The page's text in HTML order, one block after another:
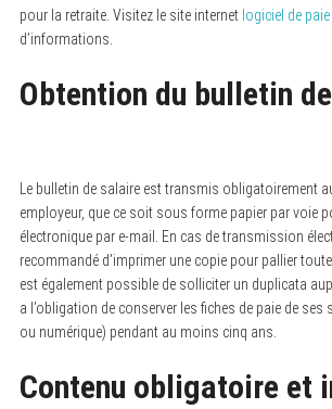
pour la retraite. Visitez le site internet logiciel de
d’informations.
Obtention du bulletin
Le bulletin de salaire est transmis obligatoirement
employeur, que ce soit sous forme papier par voie
électronique par e-mail. En cas de transmission
recommandé d’imprimer une copie pour pallier toute
est également possible de solliciter un duplicata
a l’obligation de conserver les fiches de paie de
ou numérique) pendant au moins cinq ans.
Contenu obligatoire et